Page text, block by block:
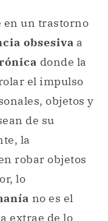
en un trastorno
obsesiva a
donde la
el impulso
objetos y
de su
la
robar objetos
lo
no es el
extrae de lo